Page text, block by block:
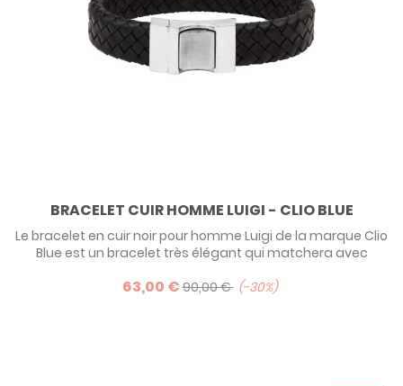
BRACELET CUIR HOMME LUIGI - CLIO BLUE
Le bracelet en cuir noir pour homme Luigi de la marque Clio
Blue est un bracelet très élégant qui matchera avec
63,00 €90,00 € -30%